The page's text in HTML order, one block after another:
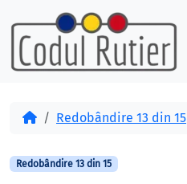
Skip to content
Skip to footer
AcasăRedobândire 13 din 15
Redobândire 13 din 15